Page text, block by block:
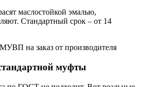
маслостойкой эмалью,
Стандартный срок – от 14
муфты